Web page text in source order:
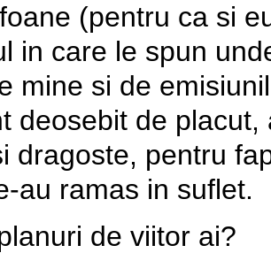
(pentru ca si
in care le spun
mine si de
deosebit de
dragoste, pentru
au ramas in suflet.
de viitor ai?